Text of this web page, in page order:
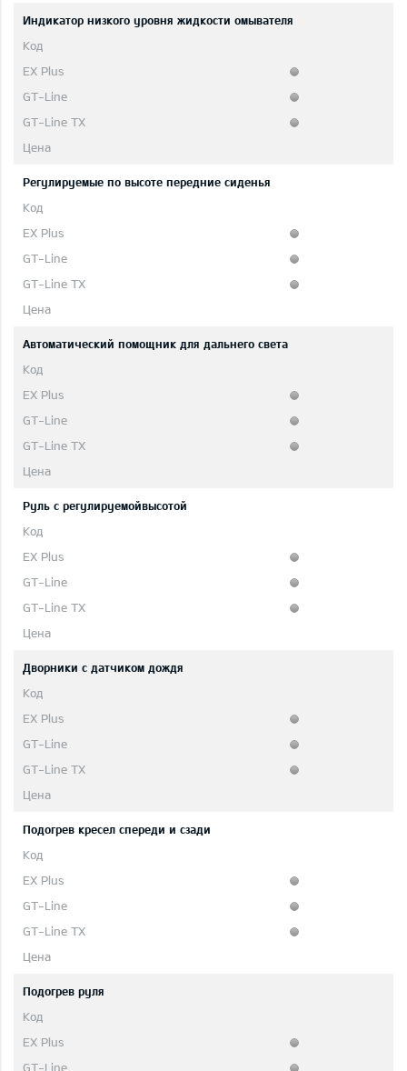
Индикатор низкого уровня жидкости омывателя
Регулируемые по высоте передние сиденья
Автоматический помощник для дальнего света
Руль с регулируемойвысотой
Дворники с датчиком дождя
Подогрев кресел спереди и сзади
Подогрев руля